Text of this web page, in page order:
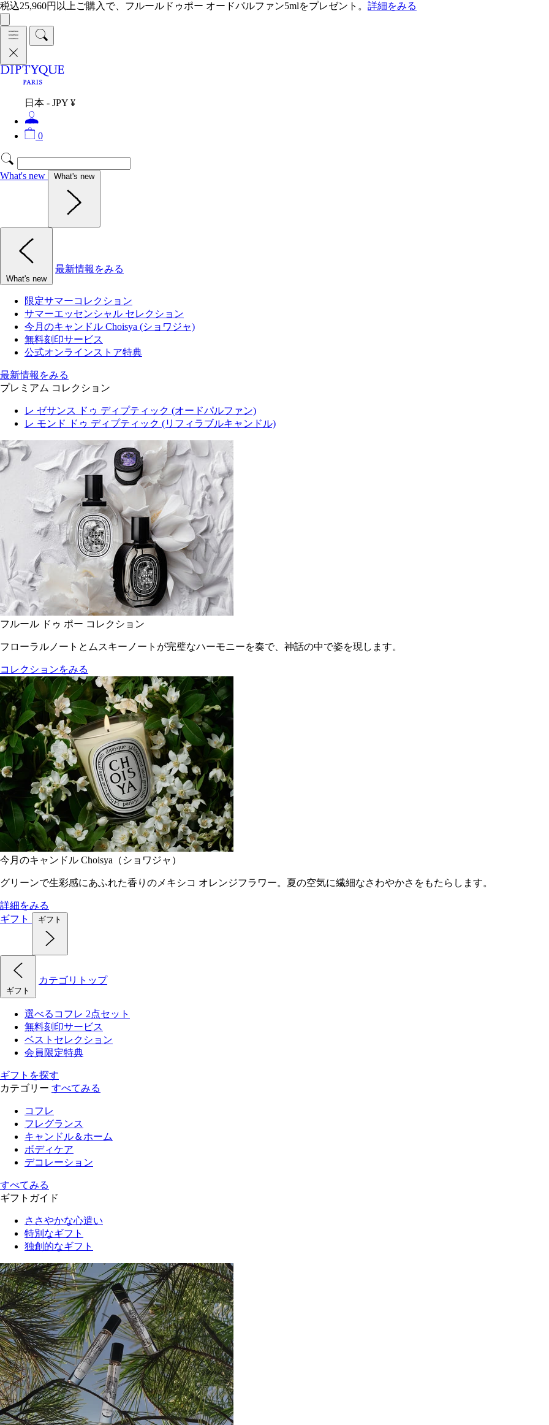
税込25,960円以上ご購入で、フルールドゥポー オードパルファン5mlをプレゼント。 詳細をみる
日本 - JPY ¥
0
What's new What's new
What's new
最新情報をみる
限定サマーコレクション
サマーエッセンシャル セレクション
今月のキャンドル Choisya (ショワジャ)
無料刻印サービス
公式オンラインストア特典
最新情報をみる
プレミアム コレクション
レ ゼサンス ドゥ ディプティック (オードパルファン)
レ モンド ドゥ ディプティック (リフィラブルキャンドル)
フルール ドゥ ポー コレクション
フローラルノートとムスキーノートが完璧なハーモニーを奏で、神話の中で姿を現します。
コレクションをみる
今月のキャンドル Choisya（ショワジャ）
グリーンで生彩感にあふれた香りのメキシコ オレンジフラワー。夏の空気に繊細なさわやかさをもたらします。
詳細をみる
ギフト
ギフト
ギフト
カテゴリトップ
選べるコフレ 2点セット
無料刻印サービス
ベストセレクション
会員限定特典
ギフトを探す
カテゴリー すべてみる
コフレ
フレグランス
キャンドル＆ホーム
ボディケア
デコレーション
すべてみる
ギフトガイド
ささやかな心遣い
特別なギフト
独創的なギフト